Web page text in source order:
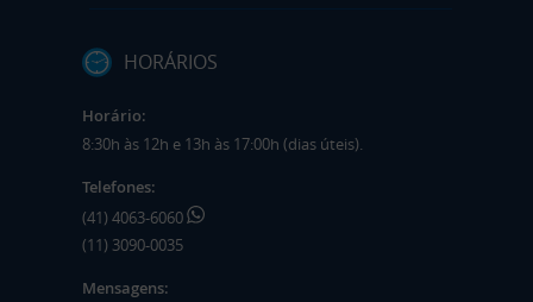
HORÁRIOS
Horário:
8:30h às 12h e 13h às 17:00h (dias úteis).
Telefones:
(41) 4063-6060
(11) 3090-0035
Mensagens: